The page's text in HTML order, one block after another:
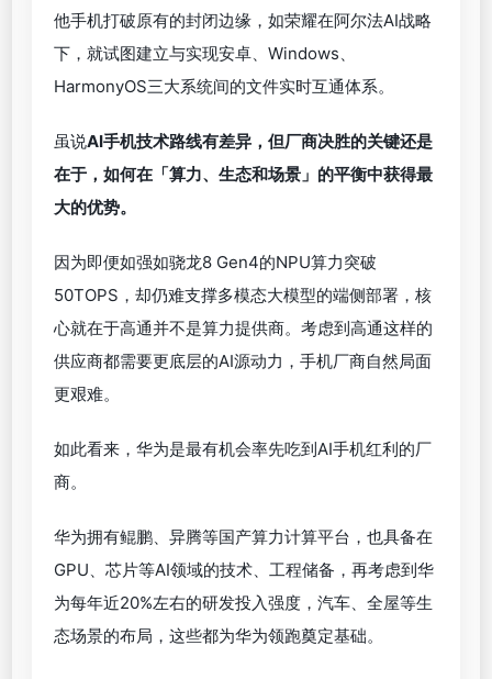
他手机打破原有的封闭边缘，如荣耀在阿尔法AI战略
下，就试图建立与实现安卓、Windows、
HarmonyOS三大系统间的文件实时互通体系。
虽说AI手机技术路线有差异，但厂商决胜的关键还是
在于，如何在「算力、生态和场景」的平衡中获得最
大的优势。
因为即便如强如骁龙8 Gen4的NPU算力突破
50TOPS，却仍难支撑多模态大模型的端侧部署，核
心就在于高通并不是算力提供商。考虑到高通这样的
供应商都需要更底层的AI源动力，手机厂商自然局面
更艰难。
如此看来，华为是最有机会率先吃到AI手机红利的厂
商。
华为拥有鲲鹏、异腾等国产算力计算平台，也具备在
GPU、芯片等AI领域的技术、工程储备，再考虑到华
为每年近20%左右的研发投入强度，汽车、全屋等生
态场景的布局，这些都为华为领跑奠定基础。